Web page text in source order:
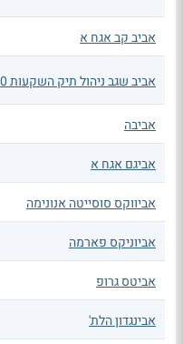
אביב קב אגח א
אביב שגב ניהול תיק השקעות 20/80
אביבה
אביגם אגח א
אביווקס סוסייטה אנונימה
אביוניקס פארמה
אביטס גרופ
אבינגדון הלת'